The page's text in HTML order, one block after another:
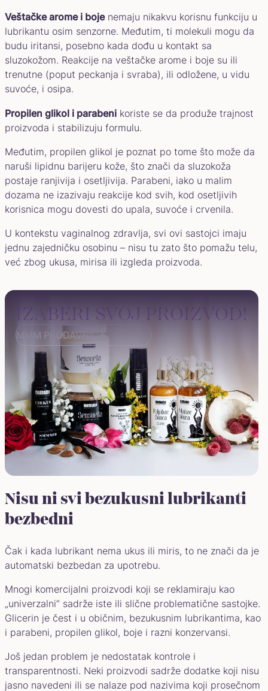
Veštačke arome i bojenemaju nikakvu korisnu funkciju u
lubrikantu osim senzorne. Međutim, ti molekuli mogu da
budu iritansi, posebno kada dođu u kontakt sa
sluzokožom. Reakcije na veštačke arome i boje su ili
trenutne (poput peckanja i svraba), ili odložene, u vidu
suvoće, i osipa.
Propilen glikol i parabeni koriste se da produže trajnost
proizvoda i stabilizuju formulu.
Međutim, propilen glikol je poznat po tome što može da
naruši lipidnu barijeru kože, što znači da sluzokoža
postaje ranjivija i osetljivija. Parabeni, iako u malim
dozama ne izazivaju reakcije kod svih, kod osetljivih
korisnica mogu dovesti do upala, suvoće i crvenila.
U kontekstu vaginalnog zdravlja, svi ovi sastojci imaju
jednu zajedničku osobinu – nisu tu zato što pomažu telu,
već zbog ukusa, mirisa ili izgleda proizvoda.
IZABERI SVOJ PROIZVOD!
MMM PRODAVNICA
Nisu ni svi bezukusni lubrikanti
bezbedni
Čak i kada lubrikant nema ukus ili miris, to ne znači da je
automatski bezbedan za upotrebu.
Mnogi komercijalni proizvodi koji se reklamiraju kao
„univerzalni” sadrže iste ili slične problematične sastojke.
Glicerin je čest i u običnim, bezukusnim lubrikantima, kao
i parabeni, propilen glikol, boje i razni konzervansi.
Još jedan problem je nedostatak kontrole i
transparentnosti. Neki proizvodi sadrže dodatke koji nisu
jasno navedeni ili se nalaze pod nazivima koji prosečnom